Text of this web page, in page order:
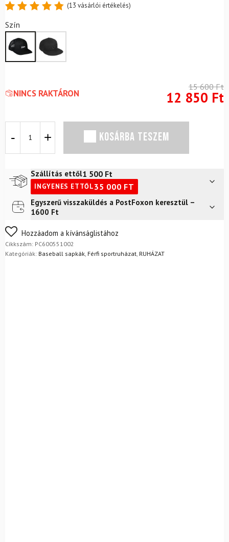
4.85
5-ből,
értékelés
alapján
(13 vásárlói értékelés)
Szín
NINCS RAKTÁRON
15 600Ft
12 850 Ft
POC
mennyiség
KOSÁRBA TESZEM
Szállítás ettől1 500 Ft
INGYENES ETTŐL35 000 FT
Futár a címre2 400
FoxPost
Egyszerű visszaküldés a PostFoxon keresztül –
1600 Ft
Nem biztos a választásában? Semmi gond – a terméket
egyszerűen visszaküldheti 14 napon belül, indoklás nélkül.
Mik a visszaküldés feltételei?
Hozzáadom a kívánságlistához
Cikkszám: PC600551002
Kategóriák: Baseball sapkák Férfi sportruházat RUHÁZAT